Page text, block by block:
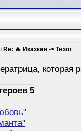
Re: 🔥 Иказкан -> Тезот
которая
5